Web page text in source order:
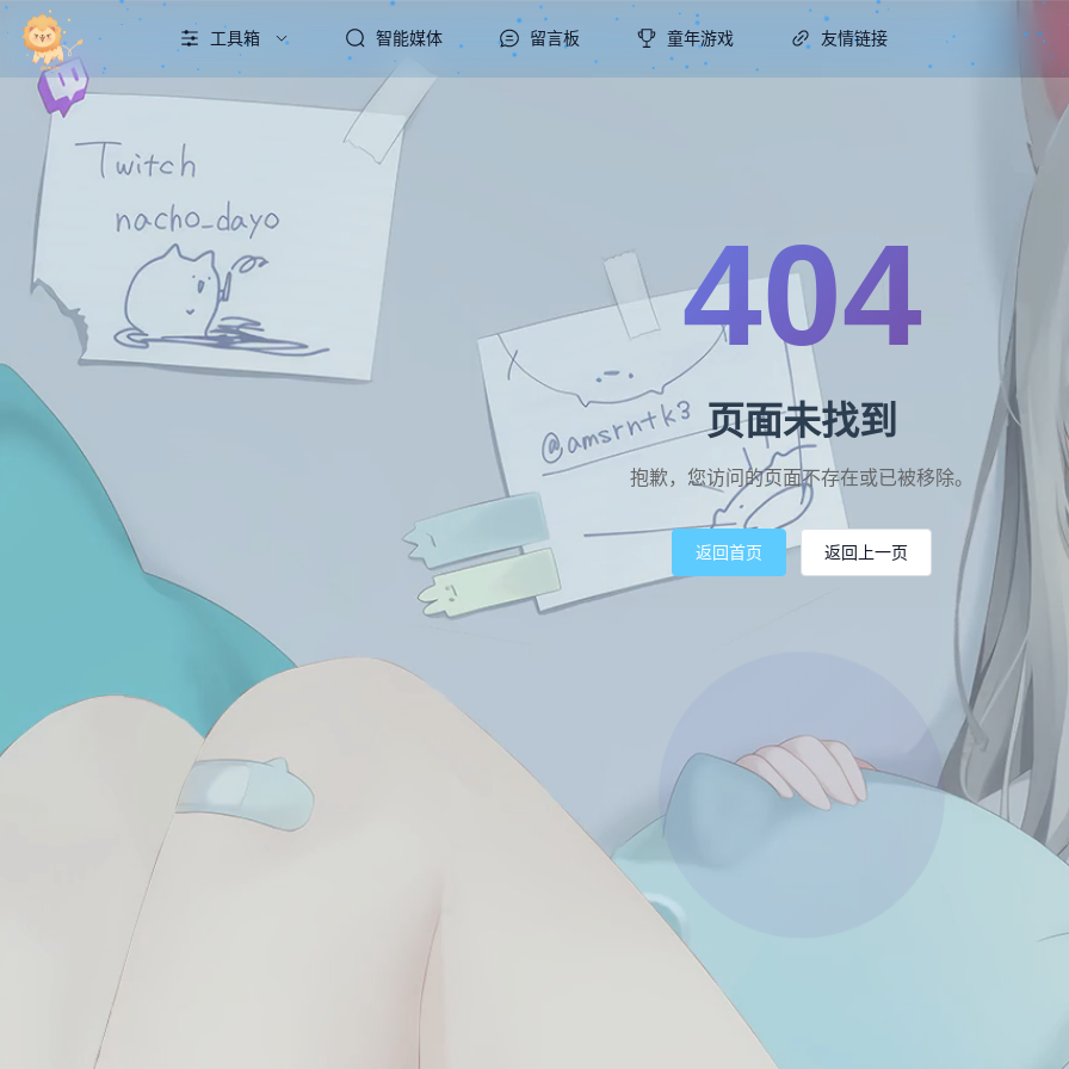
工具箱 智能媒体 留言板 童年游戏 友情链接
404
页面未找到
抱歉，您访问的页面不存在或已被移除。
返回首页 返回上一页